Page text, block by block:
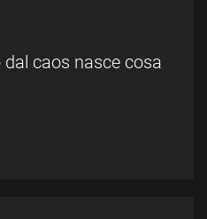
dal caos nasce cosa